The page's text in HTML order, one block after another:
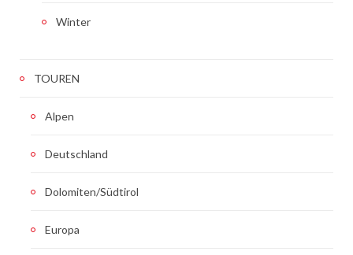
Winter
TOUREN
Alpen
Deutschland
Dolomiten/Südtirol
Europa